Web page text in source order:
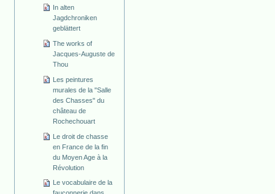
In alten
Jagdchroniken
geblättert
The works of
Jacques-Auguste de
Thou
Les peintures
murales de la "Salle
des Chasses" du
château de
Rochechouart
Le droit de chasse
en France de la fin
du Moyen Age à la
Révolution
Le vocabulaire de la